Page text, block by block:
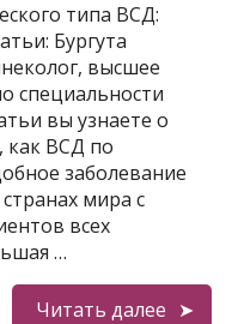
типа ВСД:
Бургута
высшее
специальности
вы узнаете о
как ВСД по
заболевание
мира с
всех
…
Читать далее